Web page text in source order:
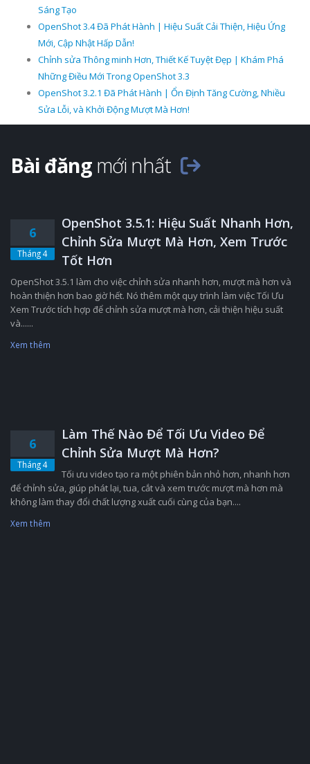
Sáng Tạo
OpenShot 3.4 Đã Phát Hành | Hiệu Suất Cải Thiện, Hiệu Ứng
Mới, Cập Nhật Hấp Dẫn!
Chỉnh sửa Thông minh Hơn, Thiết Kế Tuyệt Đẹp | Khám Phá
Những Điều Mới Trong OpenShot 3.3
OpenShot 3.2.1 Đã Phát Hành | Ổn Định Tăng Cường, Nhiều
Sửa Lỗi, và Khởi Động Mượt Mà Hơn!
Bài đăng mới nhất
6
Tháng 4
OpenShot 3.5.1: Hiệu Suất Nhanh Hơn,
Chỉnh Sửa Mượt Mà Hơn, Xem Trước
Tốt Hơn
OpenShot 3.5.1 làm cho việc chỉnh sửa nhanh hơn, mượt mà hơn và
hoàn thiện hơn bao giờ hết. Nó thêm một quy trình làm việc Tối Ưu
Xem Trước tích hợp để chỉnh sửa mượt mà hơn, cải thiện hiệu suất
và......
Xem thêm
6
Tháng 4
Làm Thế Nào Để Tối Ưu Video Để
Chỉnh Sửa Mượt Mà Hơn?
Tối ưu video tạo ra một phiên bản nhỏ hơn, nhanh hơn
để chỉnh sửa, giúp phát lại, tua, cắt và xem trước mượt mà hơn mà
không làm thay đổi chất lượng xuất cuối cùng của bạn....
Xem thêm